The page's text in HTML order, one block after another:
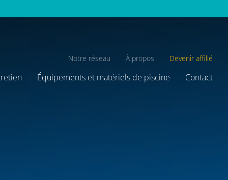
Notre réseau À propos Devenir affilié
Équipements et matériels de piscine Contact